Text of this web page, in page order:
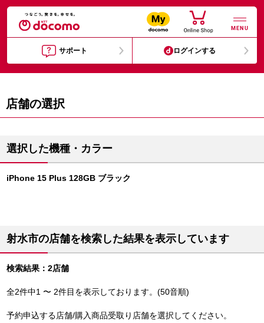
MENU
サポート ログインする
店舗の選択
選択した機種・カラー
iPhone 15 Plus 128GB ブラック
射水市の店舗を検索した結果を表示しています
検索結果：2店舗
全2件中1 〜 2件目を表示しております。(50音順)
予約申込する店舗/購入商品受取り店舗を選択してください。